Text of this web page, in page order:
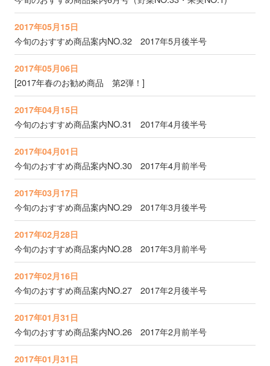
2017年05月15日
今旬のおすすめ商品案内NO.32 2017年5月後半号
2017年05月06日
[2017年春のお勧め商品 第2弾！]
2017年04月15日
今旬のおすすめ商品案内NO.31 2017年4月後半号
2017年04月01日
今旬のおすすめ商品案内NO.30 2017年4月前半号
2017年03月17日
今旬のおすすめ商品案内NO.29 2017年3月後半号
2017年02月28日
今旬のおすすめ商品案内NO.28 2017年3月前半号
2017年02月16日
今旬のおすすめ商品案内NO.27 2017年2月後半号
2017年01月31日
今旬のおすすめ商品案内NO.26 2017年2月前半号
2017年01月31日